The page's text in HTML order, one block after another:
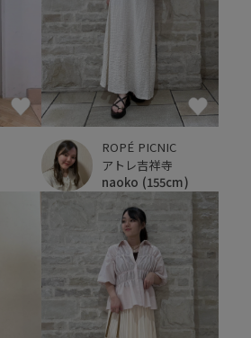
ROPÉ PICNIC
アトレ吉祥寺
naoko (155cm)